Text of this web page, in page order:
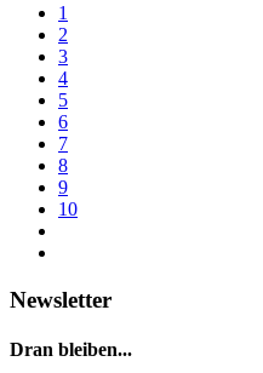
1
2
3
4
5
6
7
8
9
10
Newsletter
Dran bleiben...